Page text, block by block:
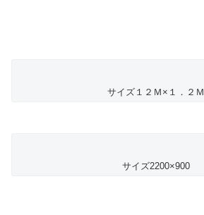
サイズ１２Ｍ×１．２Ｍ
サイズ2200×900